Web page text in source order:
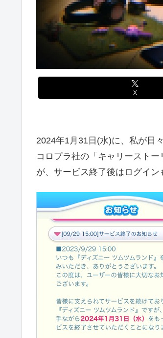
X
2024年1月31日(水)に、私が日
コロプラ社の「キャリースト
が、サービス終了後はログイン